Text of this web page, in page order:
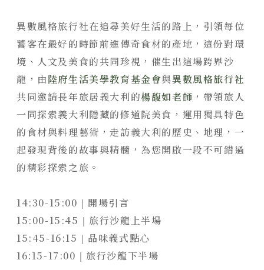
舒心療癒
健康活力
靜謐品味
訂製生活
線上留言
異數風格旅行社在追尋美好生活的路上，引領每位
饕客在最好的時節前進傳奇食材的產地，這份對環
境、人文及美食的共同珍視，催生出這場跨界沙
龍，由陸府生活美學教育基金會與異數風格旅行社
共同邀請長年旅居義大利的楊馥如老師 ，帶領旅人
一同探索義大利隱藏的修道院美食，運用獨具特色
的食材與料理藝術，走訪義大利的歷史、地理，一
起發現背後的故事與精髓，為您開啟一段不可錯過
的精彩探索之旅。
14:30-15:00
開場引言
15:00-15:45
旅行沙龍上半場
15:45-16:15
品味義式點心
16:15-17:00
旅行沙龍下半場